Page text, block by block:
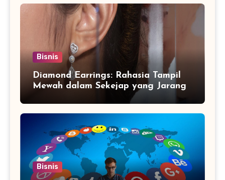
Bisnis
Diamond Earrings: Rahasia Tampil
Mewah dalam Sekejap yang Jarang
Bisnis